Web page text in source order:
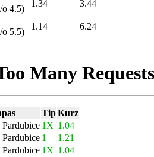
o 4.5)
1.34 3.44
o 5.5)
1.14 6.24
TipKurz
1X 1.04
1
1.21
1X 1.04